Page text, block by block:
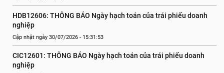
HDB12606: THÔNG BÁO Ngày hạch toán của trái phiếu doanh
nghiệp
Cập nhật ngày 30/07/2026 - 15:31:53
CIC12601: THÔNG BÁO Ngày hạch toán của trái phiếu doanh
nghiệp